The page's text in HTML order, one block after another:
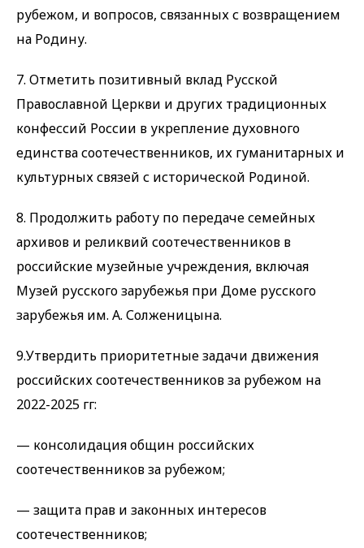
рубежом, и вопросов, связанных с возвращением
на Родину.
7. Отметить позитивный вклад Русской
Православной Церкви и других традиционных
конфессий России в укрепление духовного
единства соотечественников, их гуманитарных и
культурных связей с исторической Родиной.
8. Продолжить работу по передаче семейных
архивов и реликвий соотечественников в
российские музейные учреждения, включая
Музей русского зарубежья при Доме русского
зарубежья им. А. Солженицына.
9.Утвердить приоритетные задачи движения
российских соотечественников за рубежом на
2022-2025 гг:
— консолидация общин российских
соотечественников за рубежом;
— защита прав и законных интересов
соотечественников;